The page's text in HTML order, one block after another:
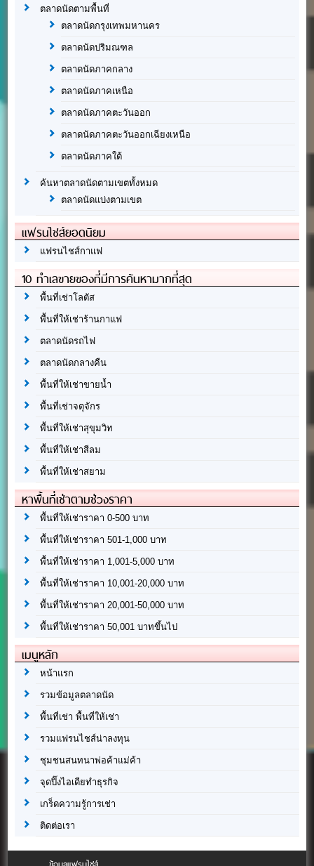
ตลาดนัดตามพื้นที่
ตลาดนัดกรุงเทพมหานคร
ตลาดนัดปริมณฑล
ตลาดนัดภาคกลาง
ตลาดนัดภาคเหนือ
ตลาดนัดภาคตะวันออก
ตลาดนัดภาคตะวันออกเฉียงเหนือ
ตลาดนัดภาคใต้
ค้นหาตลาดนัดตามเขตทั้งหมด
ตลาดนัดแบ่งตามเขต
แฟรนไชส์ยอดนิยม
แฟรนไชส์กาแฟ
10 ทำเลขายของที่มีการค้นหามากที่สุด
พื้นที่เช่าโลตัส
พื้นที่ให้เช่าร้านกาแฟ
ตลาดนัดรถไฟ
ตลาดนัดกลางคืน
พื้นที่ให้เช่าขายน้ำ
พื้นที่เช่าจตุจักร
พื้นที่ให้เช่าสุขุมวิท
พื้นที่ให้เช่าสีลม
พื้นที่ให้เช่าสยาม
หาพื้นที่เช่าตามช่วงราคา
พื้นที่ให้เช่าราคา 0-500 บาท
พื้นที่ให้เช่าราคา 501-1,000 บาท
พื้นที่ให้เช่าราคา 1,001-5,000 บาท
พื้นที่ให้เช่าราคา 10,001-20,000 บาท
พื้นที่ให้เช่าราคา 20,001-50,000 บาท
พื้นที่ให้เช่าราคา 50,001 บาทขึ้นไป
เมนูหลัก
หน้าแรก
รวมข้อมูลตลาดนัด
พื้นที่เช่า พื้นที่ให้เช่า
รวมแฟรนไชส์น่าลงทุน
ชุมชนสนทนาพ่อค้าแม่ค้า
จุดปิ๊งไอเดียทำธุรกิจ
เกร็ดความรู้การเช่า
ติดต่อเรา